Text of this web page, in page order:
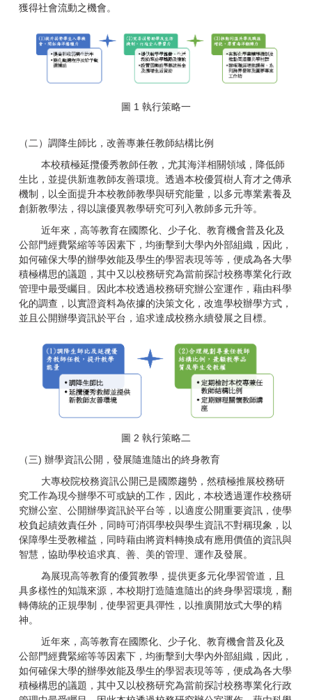
獲得社會流動之機會。
圖 1 執行策略一
（二）調降生師比，改善專兼任教師結構比例
本校積極延攬優秀教師任教，尤其海洋相關領域，降低師
生比，並提供新進教師友善環境。透過本校優質樹人育才之傳承
機制，以全面提升本校教師教學與研究能量，以多元專業素養及
創新教學法，得以讓優異教學研究可列入教師多元升等。
近年來，高等教育在國際化、少子化、教育機會普及化及
公部門經費緊縮等等因素下，均衝擊到大學內外部組織，因此，
如何確保大學的辦學效能及學生的學習表現等等，便成為各大學
積極構思的議題，其中又以校務研究為當前探討校務專業化行政
管理中最受矚目。因此本校透過校務研究辦公室運作，藉由科學
化的調查，以實證資料為依據的決策文化，改進學校辦學方式，
並且公開辦學資訊於平台，追求達成校務永續發展之目標。
圖 2 執行策略二
（三) 辦學資訊公開，發展隨進隨出的終身教育
大專校院校務資訊公開已是國際趨勢，然積極推展校務研
究工作為現今辦學不可或缺的工作，因此，本校透過運作校務研
究辦公室、公開辦學資訊於平台等，以適度公開重要資訊，使學
校負起績效責任外，同時可消弭學校與學生資訊不對稱現象，以
保障學生受教權益，同時藉由將資料轉換成有應用價值的資訊與
智慧，協助學校追求真、善、美的管理、運作及發展。
為展現高等教育的優質教學，提供更多元化學習管道，且
具多樣性的知識來源，本校期打造隨進隨出的終身學習環境，翻
轉傳統的正規學制，使學習更具彈性，以推廣開放式大學的精
神。
近年來，高等教育在國際化、少子化、教育機會普及化及
公部門經費緊縮等等因素下，均衝擊到大學內外部組織，因此，
如何確保大學的辦學效能及學生的學習表現等等，便成為各大學
積極構思的議題，其中又以校務研究為當前探討校務專業化行政